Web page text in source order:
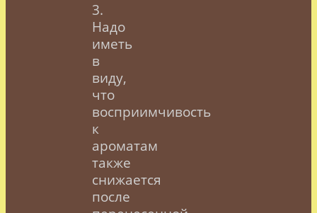
3.
Надо
иметь
в
виду,
что
восприимчивость
к
ароматам
также
снижается
после